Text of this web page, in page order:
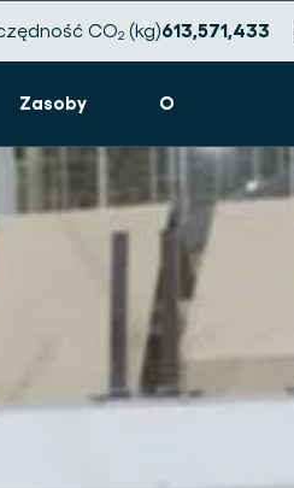
CO₂ (kg)613,571,436
Zasoby O